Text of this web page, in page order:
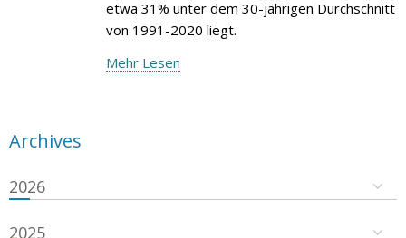
etwa 31% unter dem 30-jährigen Durchschnitt
von 1991-2020 liegt.
Mehr Lesen
Archives
2026
2025